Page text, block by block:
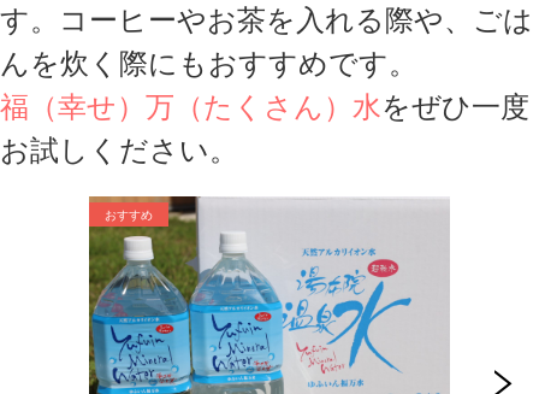
す。コーヒーやお茶を入れる際や、ごは
んを炊く際にもおすすめです。
福（幸せ）万（たくさん）水をぜひ一度
お試しください。